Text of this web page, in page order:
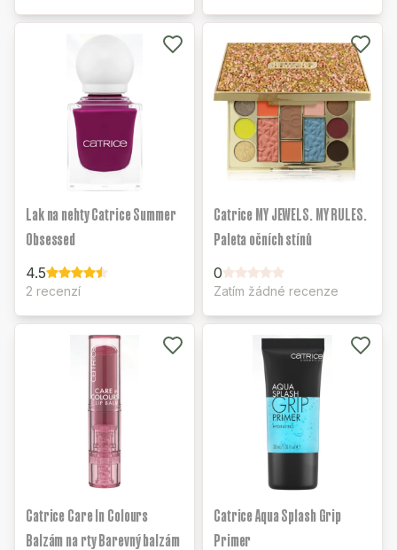
Lak na nehty Catrice Summer
Obsessed
4.5
2 recenzí
Catrice MY JEWELS. MY RULES.
Paleta očních stínů
0
Zatím žádné recenze
Catrice Care In Colours
Balzám na rty Barevný balzám
Catrice Aqua Splash Grip
Primer